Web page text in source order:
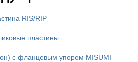
RIS/RIP
пластины
с фланцевым упором MISUMI